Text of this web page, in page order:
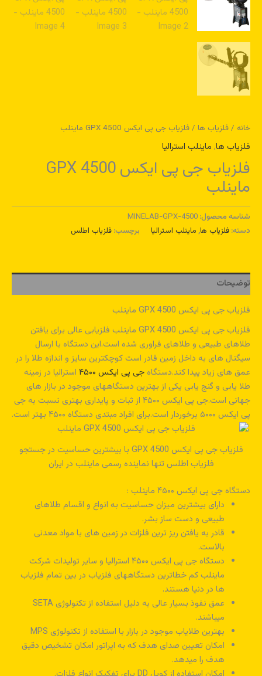
خانه /فلزیاب ها / فلزیاب جی پی ایکس GPX 4500 ماینلب
فلزیاب ها, ماینلب استرالیا
فلزیاب جی پی ایکس GPX 4500
ماینلب
شناسه محصول: MINELAB-GPX-4500
دسته: فلزیاب ها, ماینلب استرالیا برچسب: فلزیاب اطلس
توضیحات
فلزیاب جی پی ایکس GPX 4500 ماینلب
فلزیاب جی پی ایکس GPX 4500 ماینلب فلزیابی عالی برای یافتن
طلاهای طبیعی و طلاهای فراوری شده است.این دستگاه با ارسال
سیگنال های به داخل زمین قادر است کوچکترین سایز و اندازه طلا را در
عمق های زیاد پیدا کند.دستگاه جی پی ایکس ۴۵۰۰
استرالیا در زمینه
طلا یابی و گنج یابی یکی از بهترین دستگاههای موجود در بازار های
جهانی است.جی پی ایکس ۴۵۰۰ از ثبات و پایداری بهتری نسبت به جی
پی ایکس ۵۰۰۰ برخوردار است.برای افراد مبتدی دستگاه ۴۵۰۰ بهتر است.
فلزیاب جی پی ایکس GPX 4500 با بیشترین حساسیت در جستجو
فلزیاب اطلس تنها نماینده رسمی ماینلب در ایران
دستگاه جی پی ایکس ۴۵۰۰ ماینلب :
دارای بیشترین میزان حساسیت به انواع و اقسام طلاهای
طبیعی و دست ساز بشر.
قادر به یافتن ریز ترین فلزات در زمین های با مواد معدنی
بالاست.
دستگاه جی پی ایکس ۴۵۰۰ استرالیا و سایر تولیدات شرکت
ماینلب کم خطاترین دستگاههای فلزیاب در بین تمام فلزیاب
ها در دنیا هستند.
عمق نفوذ بسیار عالی به دلیل استفاده از تکنولوژی SETA
میباشند.
بهترین طلایاب موجود در بازار با استفاده از تکنولوژی MPS
امکان تعیین صدای هدف که به اپراتور امکان تشخیص دقیق
هدف را میدهد.